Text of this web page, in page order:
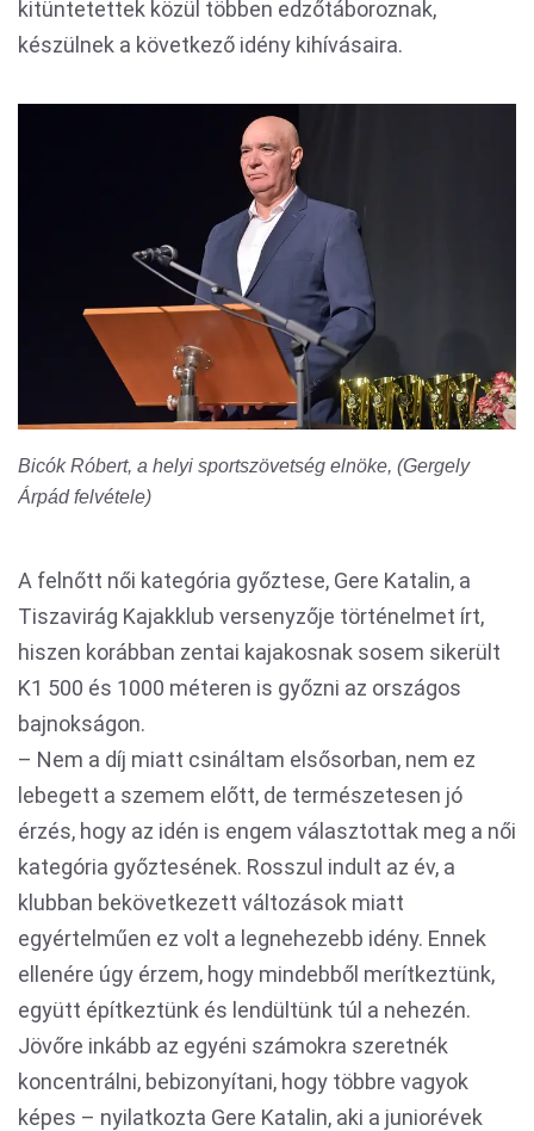
kitüntetettek közül többen edzőtáboroznak,
készülnek a következő idény kihívásaira.
Bicók Róbert, a helyi sportszövetség elnöke, (Gergely
Árpád felvétele)
A felnőtt női kategória győztese, Gere Katalin, a
Tiszavirág Kajakklub versenyzője történelmet írt,
hiszen korábban zentai kajakosnak sosem sikerült
K1 500 és 1000 méteren is győzni az országos
bajnokságon.
– Nem a díj miatt csináltam elsősorban, nem ez
lebegett a szemem előtt, de természetesen jó
érzés, hogy az idén is engem választottak meg a női
kategória győztesének. Rosszul indult az év, a
klubban bekövetkezett változások miatt
egyértelműen ez volt a legnehezebb idény. Ennek
ellenére úgy érzem, hogy mindebből merítkeztünk,
együtt építkeztünk és lendültünk túl a nehezén.
Jövőre inkább az egyéni számokra szeretnék
koncentrálni, bebizonyítani, hogy többre vagyok
képes – nyilatkozta Gere Katalin, aki a juniorévek